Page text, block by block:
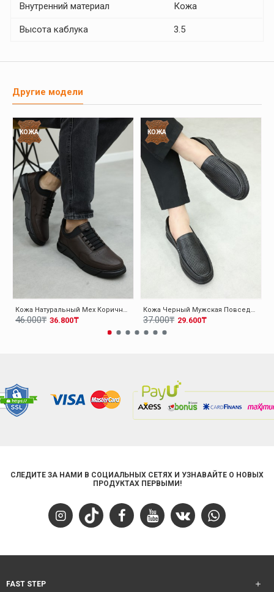
Внутренний материал Кожа
Высота каблука 3.5
Другие модели
КОЖА
Кожа Натуральный Мех Коричневый Мужская Повседневная Обувь 126KMA137
36.800₸
46.000₸
КОЖА
Кожа Черный Мужская Повседневная Обувь 126MA001
29.600₸
37.000₸
СЛЕДИТЕ ЗА НАМИ В СОЦИАЛЬНЫХ СЕТЯХ И УЗНАВАЙТЕ О НОВЫХ
ПРОДУКТАХ ПЕРВЫМИ!
FAST STEP